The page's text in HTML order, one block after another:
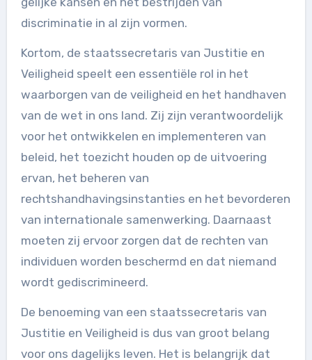
discriminatie in al zijn vormen.
Kortom, de staatssecretaris van Justitie en
Veiligheid speelt een essentiële rol in het
waarborgen van de veiligheid en het handhaven
van de wet in ons land. Zij zijn verantwoordelijk
voor het ontwikkelen en implementeren van
beleid, het toezicht houden op de uitvoering
ervan, het beheren van
rechtshandhavingsinstanties en het bevorderen
van internationale samenwerking. Daarnaast
moeten zij ervoor zorgen dat de rechten van
individuen worden beschermd en dat niemand
wordt gediscrimineerd.
De benoeming van een staatssecretaris van
Justitie en Veiligheid is dus van groot belang
voor ons dagelijks leven. Het is belangrijk dat